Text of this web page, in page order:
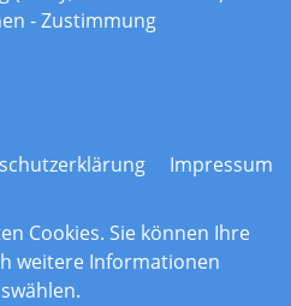
- Zustimmung
Impressum
Cookies. Sie können Ihre
weitere Informationen